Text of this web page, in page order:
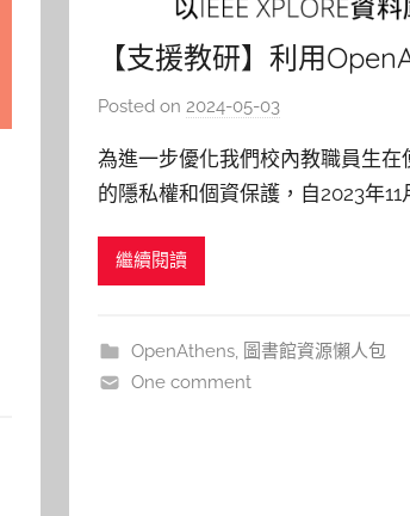
【支援教研】利用
IEEE Xplore之情境解析
Posted on 2024-05-03
c
h
為進一步優化我們校內教職員生在
的隱私權和個資保護，自2023年11
使用電子資源時，您將有兩種不同
除瀏覽歷史的情況下
繼續閱讀
OpenAthens, 圖書館資源懶人包
One comment